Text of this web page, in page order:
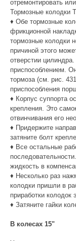
отремонтировать
Тормозные колодки
♦ Обе тормозные
фрикционной
тормозные колодки
причиной этого
отверстии
приспособлением.
тормоза (см. рис.
приспособления
♦ Корпус суппорта
крепления. Это
отвинчивания его
♦ Придержите
затяните болт
♦ Все остальные
жидкость в
♦ Несколько раз
колодки пришли в
приработки колодок
♦ Затяните гайки
В колесах 15"